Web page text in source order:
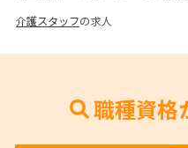
介護スタッフの求人
職種資格